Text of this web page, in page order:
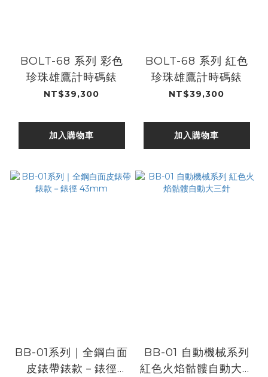
BOLT-68 系列 彩色
珍珠雄鷹計時碼錶
NT$39,300
加入購物車
BOLT-68 系列 紅色
珍珠雄鷹計時碼錶
NT$39,300
加入購物車
BB-01系列｜全鋼白面
皮錶帶錶款－錶徑
BB-01 自動機械系列
紅色火焰骷髏自動大三